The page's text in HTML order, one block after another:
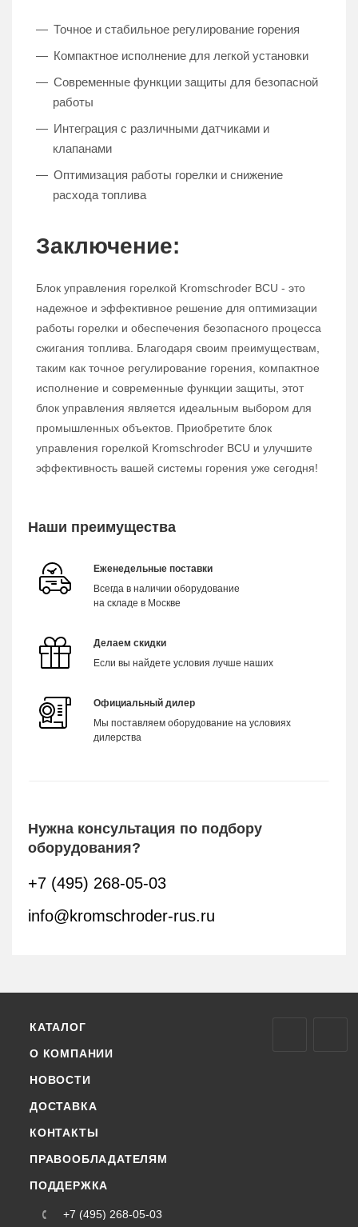
Точное и стабильное регулирование горения
Компактное исполнение для легкой установки
Современные функции защиты для безопасной
работы
Интеграция с различными датчиками и
клапанами
Оптимизация работы горелки и снижение
расхода топлива
Заключение:
Блок управления горелкой Kromschroder BCU - это
надежное и эффективное решение для оптимизации
работы горелки и обеспечения безопасного процесса
сжигания топлива. Благодаря своим преимуществам,
таким как точное регулирование горения, компактное
исполнение и современные функции защиты, этот
блок управления является идеальным выбором для
промышленных объектов. Приобретите блок
управления горелкой Kromschroder BCU и улучшите
эффективность вашей системы горения уже сегодня!
Наши преимущества
Еженедельные поставки
Всегда в наличии оборудование
на складе в Москве
Делаем скидки
Если вы найдете условия лучше наших
Официальный дилер
Мы поставляем оборудование на условиях
дилерства
Нужна консультация по подбору
оборудования?
+7 (495) 268-05-03
info@kromschroder-rus.ru
КАТАЛОГ
О КОМПАНИИ
НОВОСТИ
ДОСТАВКА
КОНТАКТЫ
ПРАВООБЛАДАТЕЛЯМ
ПОДДЕРЖКА
+7 (495) 268-05-03